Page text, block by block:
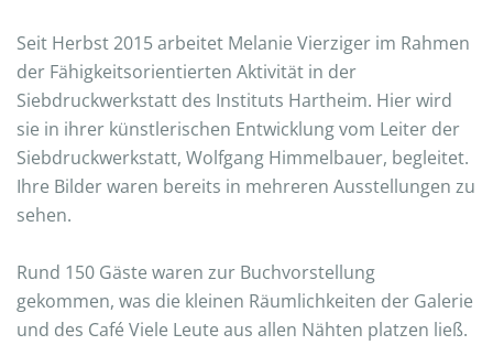
Seit Herbst 2015 arbeitet Melanie Vierziger im Rahmen
der Fähigkeitsorientierten Aktivität in der
Siebdruckwerkstatt des Instituts Hartheim. Hier wird
sie in ihrer künstlerischen Entwicklung vom Leiter der
Siebdruckwerkstatt, Wolfgang Himmelbauer, begleitet.
Ihre Bilder waren bereits in mehreren Ausstellungen zu
sehen.
Rund 150 Gäste waren zur Buchvorstellung
gekommen, was die kleinen Räumlichkeiten der Galerie
und des Café Viele Leute aus allen Nähten platzen ließ.